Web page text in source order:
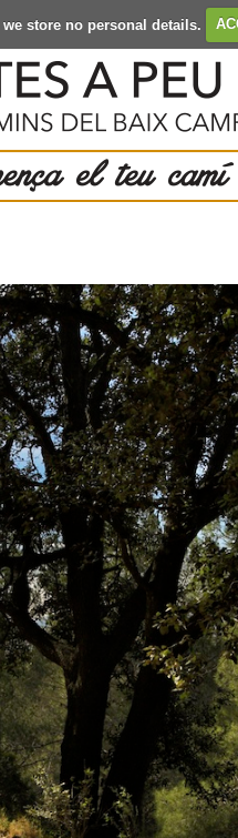
store no personal details.